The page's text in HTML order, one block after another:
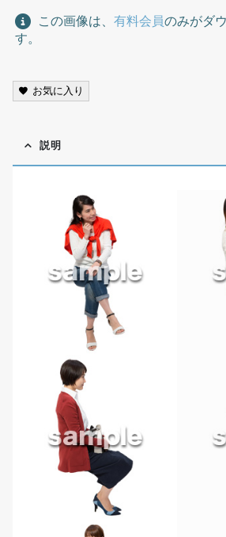
この画像は、 有料会員のみがダ
す。
お気に入り
説明